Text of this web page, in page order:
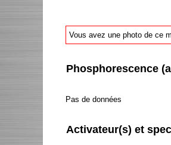
Vous avez une photo de ce
Phosphorescence
Pas de données
Activateur(s) et